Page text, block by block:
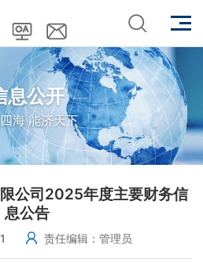
息公开
海 能济天下
公司2025年度主要财务信
息公告
责任编辑：管理员